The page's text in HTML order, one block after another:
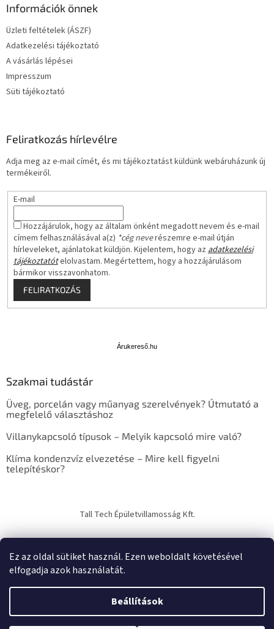
Ez az oldal sütiket használ. Ezen weboldalt követésével
elfogadja azok használatát.
Beállítások
Információk önnek
Üzleti feltételek (ÁSZF)
Adatkezelési tájékoztató
A vásárlás lépései
Impresszum
Süti tájékoztató
Feliratkozás hírlevélre
Adja meg az e-mail címét, és mi tájékoztatást küldünk webáruházunk új
termékeiről.
E-mail
Hozzájárulok, hogy az általam önként megadott nevem és e-mail
címem felhasználásával a(z) *cég neverészemre e-mail útján
hírleveleket, ajánlatokat küldjön. Kijelentem, hogy azadatkezelési
tájékoztatótelolvastam. Megértettem, hogy a hozzájárulásom
bármikor visszavonhatom.
FELIRATKOZÁS
s
ő
Árukereső.hu
Szakmai tudástár
Üveg, porcelán vagy műanyag szerelvények? Útmutató a
megfelelő választáshoz
Villanykapcsoló típusok – Melyik kapcsoló mire való?
Klíma kondenzvíz elvezetése – Mire kell figyelni
telepítéskor?
Tall Tech Épületvillamosság Kft.